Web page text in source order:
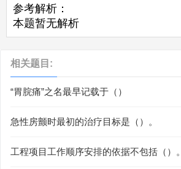
参考解析：
本题暂无解析
相关题目:
“胃脘痛”之名最早记载于（）
急性房颤时最初的治疗目标是（）。
工程项目工作顺序安排的依据不包括（）。